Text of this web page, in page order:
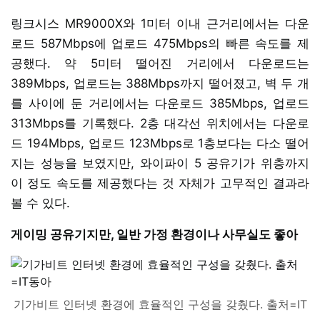
링크시스 MR9000X와 1미터 이내 근거리에서는 다운
로드 587Mbps에 업로드 475Mbps의 빠른 속도를 제
공했다. 약 5미터 떨어진 거리에서 다운로드는
389Mbps, 업로드는 388Mbps까지 떨어졌고, 벽 두 개
를 사이에 둔 거리에서는 다운로드 385Mbps, 업로드
313Mbps를 기록했다. 2층 대각선 위치에서는 다운로
드 194Mbps, 업로드 123Mbps로 1층보다는 다소 떨어
지는 성능을 보였지만, 와이파이 5 공유기가 위층까지
이 정도 속도를 제공했다는 것 자체가 고무적인 결과라
볼 수 있다.
게이밍 공유기지만, 일반 가정 환경이나 사무실도 좋아
기가비트 인터넷 환경에 효율적인 구성을 갖췄다. 출처=IT